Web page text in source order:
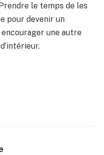
le temps de les
pour devenir un
une autre